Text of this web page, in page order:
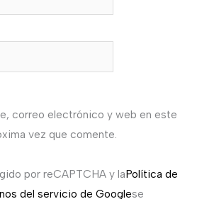
correo electrónico y web en este
vez que comente.
por reCAPTCHA y laPolítica de
del servicio de Googlese